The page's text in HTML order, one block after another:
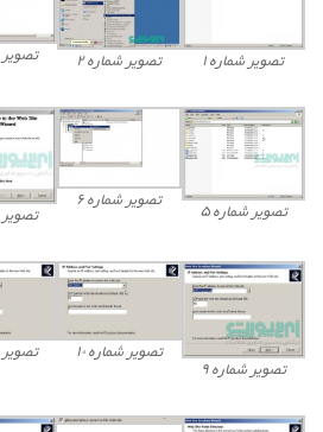
تصویر شماره ۱ تصویر شماره ۲ تصویر
تصویر شماره ۵ تصویر شماره ۶ تصویر
تصویر شماره ۹
تصویر شماره ۱۰ تصویر